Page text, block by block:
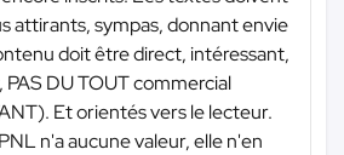
attirants, sympas, donnant envie
doit être direct, intéressant,
DU TOUT commercial
Et orientés vers le lecteur.
n'a aucune valeur, elle n'en